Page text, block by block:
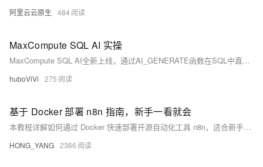
阿里云云原生 484
MaxCompute SQL AI 实操
MaxCompute SQL AI全新上线，通过AI_GENERATE函数在SQL中直接调用大模型，实现工作总结智能分析，支持内容分类、情感判断与多模态处理，提升数据分析效率。
huboViVi 275
基于 Docker 部署 n8n 指南，新手一看就会
本教程详解如何通过 Docker 快速部署开源自动化工具 n8n，适合新手快速上手。内容涵盖官方部署步骤、常见难点及第三方一键部署方案，助你高效搭建自动化工作流平台。
HONG_YANG 2366